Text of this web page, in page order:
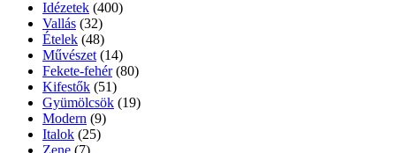
Idézetek (400)
Vallás (32)
Ételek (48)
Művészet (14)
Fekete-fehér (80)
Kifestők (51)
Gyümölcsök (19)
Modern (9)
Italok (25)
Zene (7)